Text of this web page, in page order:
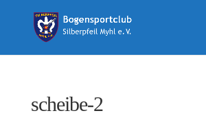
scheibe-2